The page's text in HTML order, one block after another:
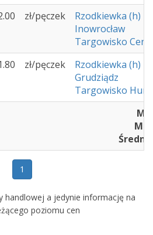
zł/pęczek
Rzodkiewka (h)
Inowrocław
Targowisko
zł/pęczek
Rzodkiewka (h)
Grudziądz
Targowisko
1
handlowej a jedynie informację na
poziomu cen